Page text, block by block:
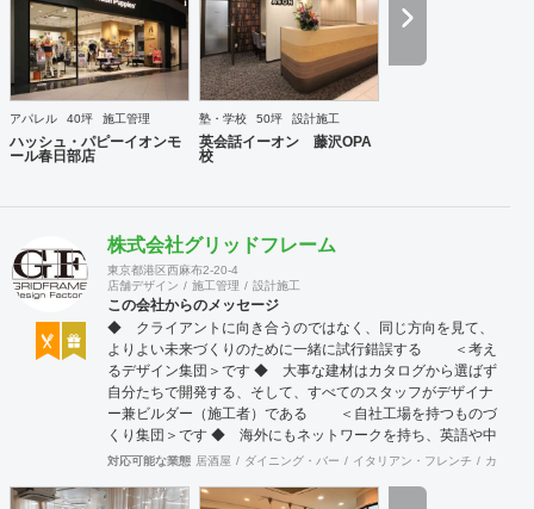
アパレル 40坪 施工管理
ハッシュ・パピーイオンモ
ール春日部店
塾・学校 50坪 設計施工
英会話イーオン 藤沢OPA
校
株式会社グリッドフレーム
東京都港区西麻布2-20-4
店舗デザイン
施工管理 設計施工
この会社からのメッセージ
◆ クライアントに向き合うのではなく、同じ方向を見て、
よりよい未来づくりのために一緒に試行錯誤する ＜考え
るデザイン集団＞です ◆ 大事な建材はカタログから選ばず
自分たちで開発する、そして、すべてのスタッフがデザイナ
ー兼ビルダー（施工者）である ＜自社工場を持つものづ
くり集団＞です ◆ 海外にもネットワークを持ち、英語や中
国語に堪能なスタッフたちが、海外から国内への出店をスム
工案件、設計＋造作物の案件、施工案件、造作物制作など、
対応可能な業態 居酒屋 ダイニング・バー イタリアン・フレンチ カフェ